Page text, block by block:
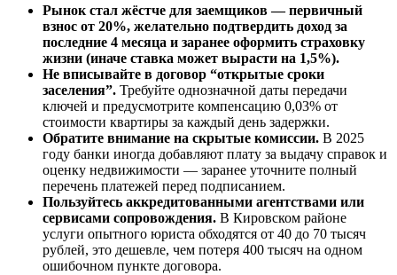
Рынок стал жёстче для заемщиков — первичный
взнос от 20%, желательно подтвердить доход за
последние 4 месяца и заранее оформить страховку
жизни (иначе ставка может вырасти на 1,5%).
Не вписывайте в договор “открытые сроки
заселения”. Требуйте однозначной даты передачи
ключей и предусмотрите компенсацию 0,03% от
стоимости квартиры за каждый день задержки.
Обратите внимание на скрытые комиссии. В 2025
году банки иногда добавляют плату за выдачу справок и
оценку недвижимости — заранее уточните полный
перечень платежей перед подписанием.
Пользуйтесь аккредитованными агентствами или
сервисами сопровождения. В Кировском районе
услуги опытного юриста обходятся от 40 до 70 тысяч
рублей, это дешевле, чем потеря 400 тысяч на одном
ошибочном пункте договора.